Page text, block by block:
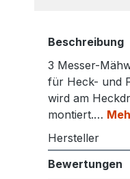
Beschreibung
3 Messer-
für Heck- und
wird am
montiert.…
Hersteller
Bewertungen